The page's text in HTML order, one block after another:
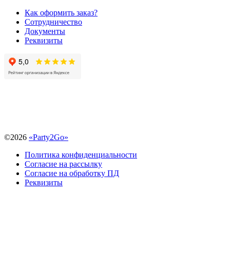
Как оформить заказ?
Сотрудничество
Документы
Реквизиты
©2026 «Party2Go»
Политика конфиденциальности
Согласие на рассылку
Согласие на обработку ПД
Реквизиты